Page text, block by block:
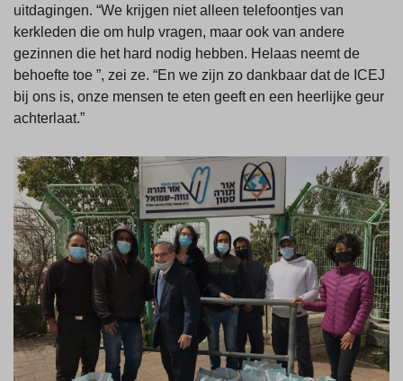
uitdagingen. “We krijgen niet alleen telefoontjes van
kerkleden die om hulp vragen, maar ook van andere
gezinnen die het hard nodig hebben. Helaas neemt de
behoefte toe ”, zei ze. “En we zijn zo dankbaar dat de ICEJ
bij ons is, onze mensen te eten geeft en een heerlijke geur
achterlaat.”